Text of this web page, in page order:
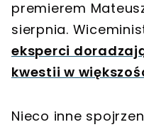
premierem
sierpnia.
eksperci
kwestii w
Nieco inne